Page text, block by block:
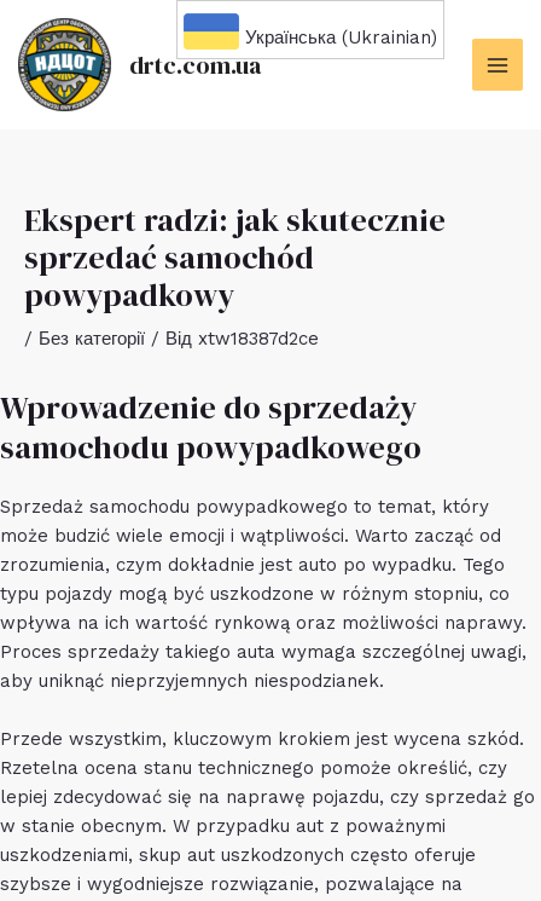
Перейти
вмісту
drtc.com.ua
Ekspert radzi: jak skutecznie
sprzedać samochód
powypadkowy
/ Без категорії / Від xtw18387d2ce
Wprowadzenie do sprzedaży
samochodu powypadkowego
Sprzedaż samochodu powypadkowego to temat, który
może budzić wiele emocji i wątpliwości. Warto zacząć od
zrozumienia, czym dokładnie jest auto po wypadku. Tego
typu pojazdy mogą być uszkodzone w różnym stopniu, co
wpływa na ich wartość rynkową oraz możliwości naprawy.
Proces sprzedaży takiego auta wymaga szczególnej uwagi,
aby uniknąć nieprzyjemnych niespodzianek.
Przede wszystkim, kluczowym krokiem jest wycena szkód.
Rzetelna ocena stanu technicznego pomoże określić, czy
lepiej zdecydować się na naprawę pojazdu, czy sprzedaż go
w stanie obecnym. W przypadku aut z poważnymi
uszkodzeniami, skup aut uszkodzonych często oferuje
szybsze i wygodniejsze rozwiązanie, pozwalające na
Українська (Ukrainian)